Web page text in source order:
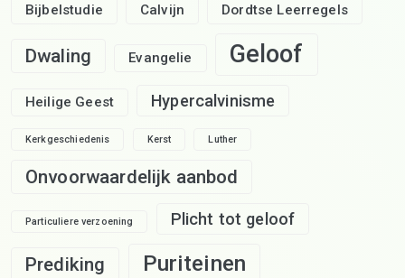
Bijbelstudie Calvijn Dordtse Leerregels
Dwaling Evangelie Geloof
Heilige Geest Hypercalvinisme
Kerkgeschiedenis Kerst Luther
Onvoorwaardelijk aanbod
Particuliere verzoening Plicht tot geloof
Prediking Puriteinen